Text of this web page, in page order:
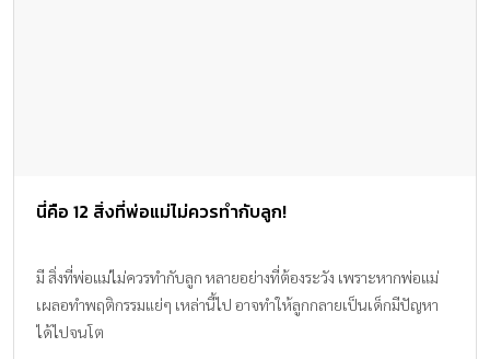
นี่คือ 12 สิ่งที่พ่อแม่ไม่ควรทำกับลูก!
มี สิ่งที่พ่อแม่ไม่ควรทำกับลูก หลายอย่างที่ต้องระวัง เพราะหากพ่อแม่
เผลอทำพฤติกรรมแย่ๆ เหล่านี้ไป อาจทำให้ลูกกลายเป็นเด็กมีปัญหา
ได้ไปจนโต